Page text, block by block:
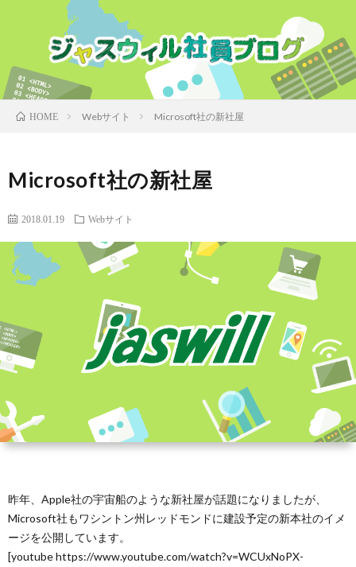
HOME Webサイト Microsoft社の新社屋
Microsoft社の新社屋
2018.01.19 Webサイト
昨年、Apple社の宇宙船のような新社屋が話題になりましたが、
Microsoft社もワシントン州レッドモンドに建設予定の新本社のイメ
ージを公開しています。
[youtube https://www.youtube.com/watch?v=WCUxNoPX-